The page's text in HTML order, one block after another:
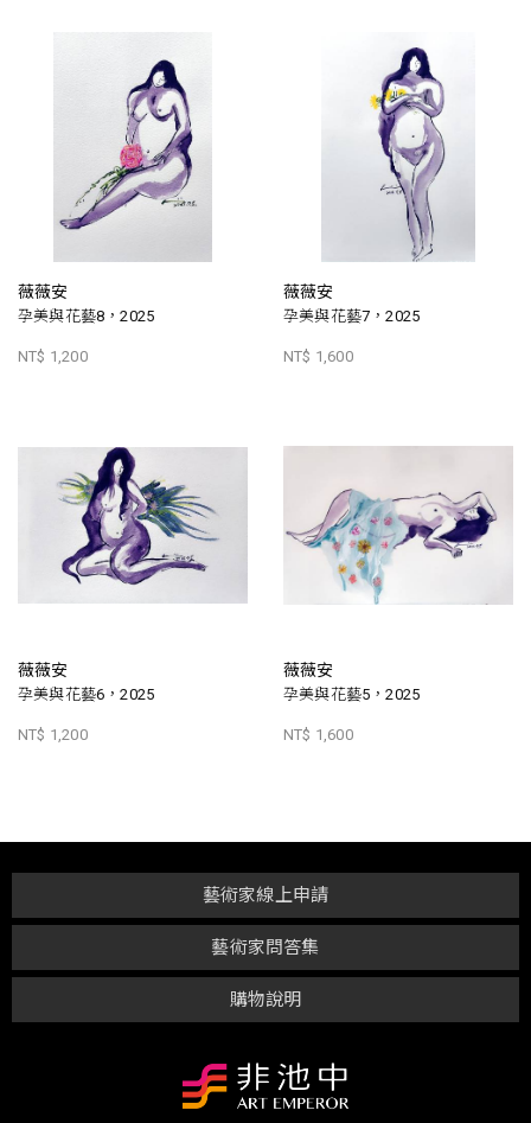
薇薇安
孕美與花藝8，2025
NT$ 1,200
薇薇安
孕美與花藝7，2025
NT$ 1,600
薇薇安
孕美與花藝6，2025
NT$ 1,200
薇薇安
孕美與花藝5，2025
NT$ 1,600
購物說明
藝術家問答集
藝術家線上申請